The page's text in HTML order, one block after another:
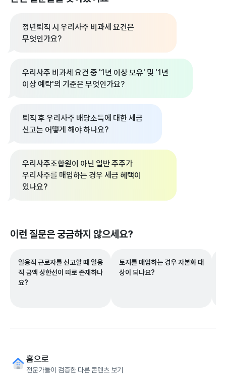
정년퇴직 시 우리사주 비과세 요건은
무엇인가요?
우리사주 비과세 요건 중 '1년 이상 보유' 및 '1년
이상 예탁'의 기준은 무엇인가요?
퇴직 후 우리사주 배당소득에 대한 세금
신고는 어떻게 해야 하나요?
우리사주조합원이 아닌 일반 주주가
우리사주를 매입하는 경우 세금 혜택이
있나요?
이런 질문은 궁금하지 않으세요?
일용직 근로자를 신고할 때 일용
직 금액 상한선이 따로 존재하나
요?
토지를 매입하는 경우 자본화 대
상이 되나요?
홈으로
전문가들이 검증한 다른 콘텐츠 보기